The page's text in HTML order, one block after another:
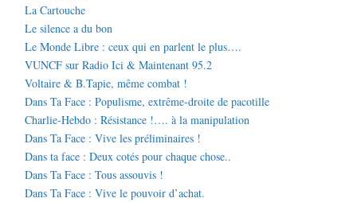
La Cartouche
Le silence a du bon
Le Monde Libre : ceux qui en parlent le plus….
VUNCF sur Radio Ici & Maintenant 95.2
Voltaire & B.Tapie, même combat !
Dans Ta Face : Populisme, extrême-droite de pacotille
Charlie-Hebdo : Résistance !…. à la manipulation
Dans Ta Face : Vive les préliminaires !
Dans ta face : Deux cotés pour chaque chose..
Dans Ta Face : Tous assouvis !
Dans Ta Face : Vive le pouvoir d’achat.